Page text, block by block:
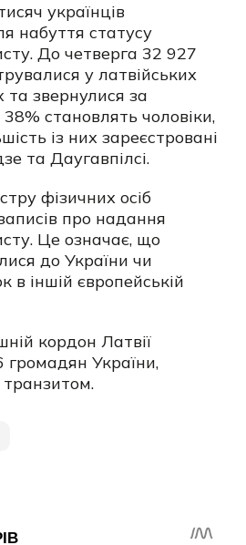
українців
набуття статусу
До четверга 32 927
у латвійських
звернулися за
становлять чоловіки,
із них зареєстровані
та Даугавпілсі.
фізичних осіб
про надання
Це означає, що
до України чи
в іншій європейській
кордон Латвії
громадян України,
транзитом.